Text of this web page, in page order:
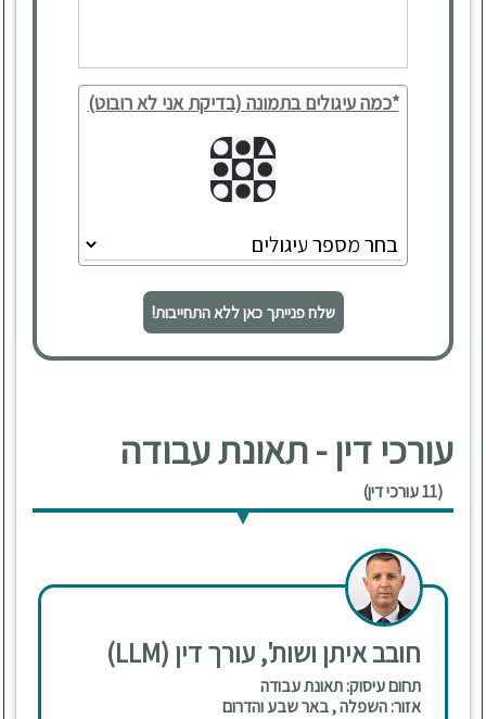
*כמה עיגולים בתמונה (בדיקת אני לא רובוט)
שלח פנייתך כאן ללא התחייבות!
עורכי דין - תאונת עבודה
(11 עורכי דין)
חובב איתן ושות', עורך דין (LLM)
תחום עיסוק: תאונת עבודה
אזור: השפלה , באר שבע והדרום